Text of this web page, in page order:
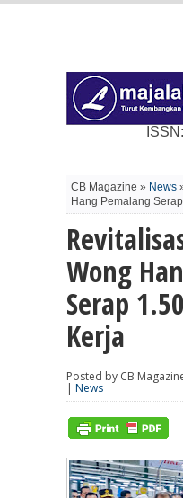
CB Magazine » News
Hang Pemalang
Wong
Serap
Kerja
Posted by CB
| News